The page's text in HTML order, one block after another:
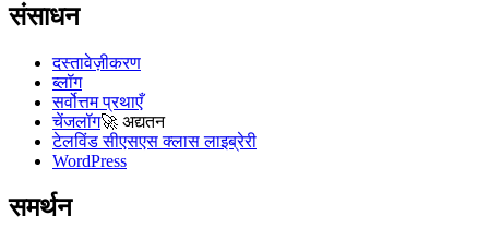
संसाधन
दस्तावेज़ीकरण
ब्लॉग
सर्वोत्तम प्रथाएँ
चेंजलॉग🚀 अद्यतन
टेलविंड सीएसएस क्लास लाइब्रेरी
WordPress
समर्थन